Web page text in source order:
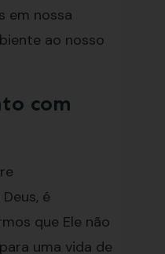
em nossa
ao nosso
com
é
que Ele não
uma vida de